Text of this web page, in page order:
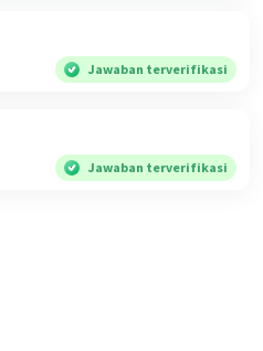
Jawaban terverifikasi
Jawaban terverifikasi